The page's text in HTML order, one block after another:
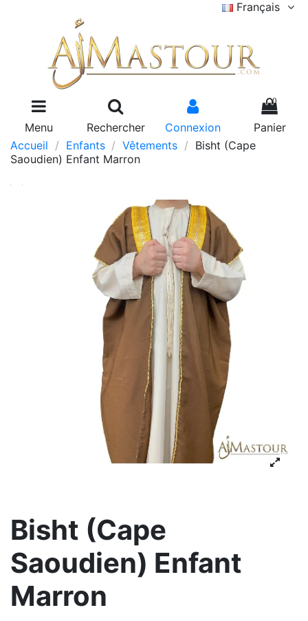
Français
Menu Rechercher Connexion
0
Panier
Accueil
Enfants Vêtements
Bisht (Cape
Saoudien) Enfant Marron
Bisht (Cape
Saoudien) Enfant
Marron